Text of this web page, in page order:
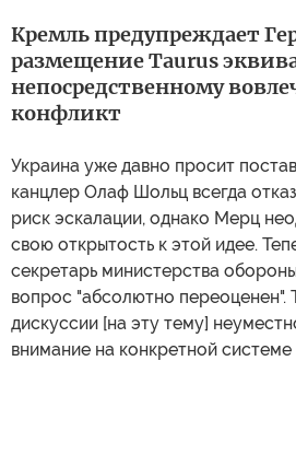
Кремль предупреждает
размещение Taurus
непосредственному
конфликт
Украина уже давно просит
канцлер Олаф Шольц всегда
риск эскалации, однако Мерц
свою открытость к этой идее.
секретарь министерства
вопрос "абсолютно переоценен".
дискуссии [на эту тему]
внимание на конкретной